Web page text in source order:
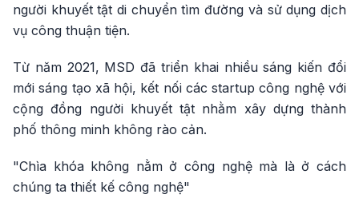
người khuyết tật di chuyển tìm đường và sử dụng dịch
vụ công thuận tiện.
Từ năm 2021, MSD đã triển khai nhiều sáng kiến đổi
mới sáng tạo xã hội, kết nối các startup công nghệ với
cộng đồng người khuyết tật nhằm xây dựng thành
phố thông minh không rào cản.
"Chìa khóa không nằm ở công nghệ mà là ở cách
chúng ta thiết kế công nghệ"